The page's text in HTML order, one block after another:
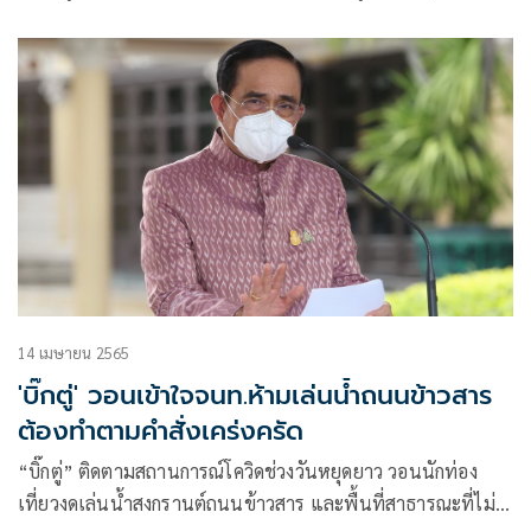
กับทีมที่ปรึกษา
14 เมษายน 2565
'บิ๊กตู่' วอนเข้าใจจนท.ห้ามเล่นน้ำถนนข้าวสาร
ต้องทำตามคำสั่งเคร่งครัด
“บิ๊กตู่” ติดตามสถานการณ์โควิดช่วงวันหยุดยาว วอนนักท่อง
เที่ยวงดเล่นน้ำสงกรานต์ถนนข้าวสาร และพื้นที่สาธารณะที่ไม่